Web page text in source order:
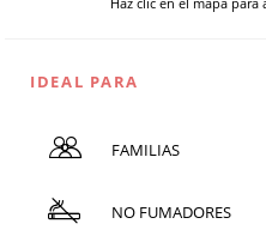
IDEAL PARA
FAMILIAS
NO FUMADORES